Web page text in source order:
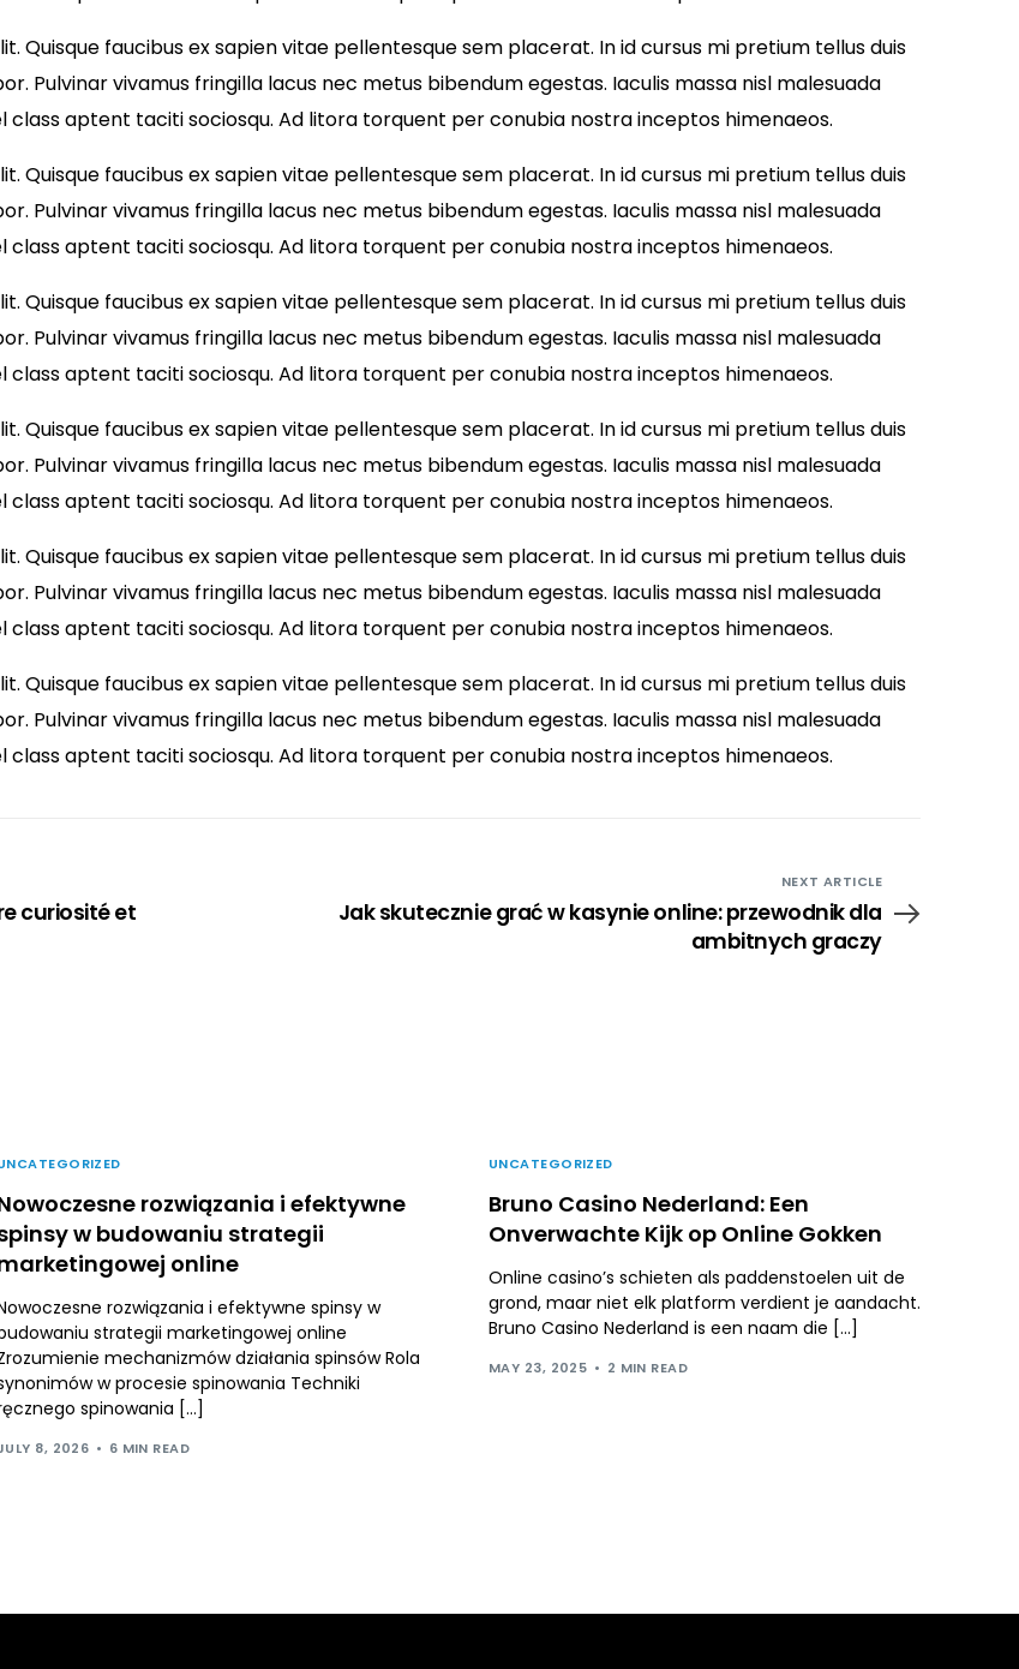
Quisque faucibus ex sapien vitae pellentesque sem placerat. In id cursus mi pretium tellus duis
Pulvinar vivamus fringilla lacus nec metus bibendum egestas. Iaculis massa nisl malesuada
aptent taciti sociosqu. Ad litora torquent per conubia nostra inceptos himenaeos.
Quisque faucibus ex sapien vitae pellentesque sem placerat. In id cursus mi pretium tellus duis
Pulvinar vivamus fringilla lacus nec metus bibendum egestas. Iaculis massa nisl malesuada
aptent taciti sociosqu. Ad litora torquent per conubia nostra inceptos himenaeos.
Quisque faucibus ex sapien vitae pellentesque sem placerat. In id cursus mi pretium tellus duis
Pulvinar vivamus fringilla lacus nec metus bibendum egestas. Iaculis massa nisl malesuada
aptent taciti sociosqu. Ad litora torquent per conubia nostra inceptos himenaeos.
Quisque faucibus ex sapien vitae pellentesque sem placerat. In id cursus mi pretium tellus duis
Pulvinar vivamus fringilla lacus nec metus bibendum egestas. Iaculis massa nisl malesuada
aptent taciti sociosqu. Ad litora torquent per conubia nostra inceptos himenaeos.
Quisque faucibus ex sapien vitae pellentesque sem placerat. In id cursus mi pretium tellus duis
Pulvinar vivamus fringilla lacus nec metus bibendum egestas. Iaculis massa nisl malesuada
aptent taciti sociosqu. Ad litora torquent per conubia nostra inceptos himenaeos.
Quisque faucibus ex sapien vitae pellentesque sem placerat. In id cursus mi pretium tellus duis
Pulvinar vivamus fringilla lacus nec metus bibendum egestas. Iaculis massa nisl malesuada
aptent taciti sociosqu. Ad litora torquent per conubia nostra inceptos himenaeos.
curiosité et
NEXT ARTICLE
Jak skutecznie grać w kasynie online: przewodnik dla
ambitnych graczy
rozwiązania i efektywne
w budowaniu strategii
online
rozwiązania i efektywne spinsy w
strategii marketingowej online
mechanizmów działania spinsów Rola
w procesie spinowania Techniki
spinowania […]
8, 2026 6 MIN READ
UNCATEGORIZED
Bruno Casino Nederland: Een
Onverwachte Kijk op Online Gokken
Online casino’s schieten als paddenstoelen uit de
grond, maar niet elk platform verdient je aandacht.
Bruno Casino Nederland is een naam die […]
MAY 23, 2025 2 MIN READ